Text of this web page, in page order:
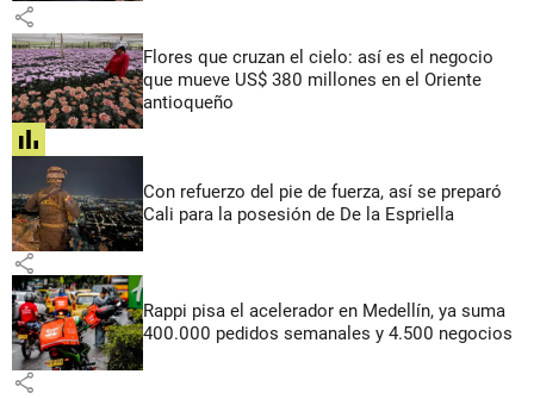
share
Flores que cruzan el cielo: así es el negocio
que mueve US$ 380 millones en el Oriente
antioqueño
share
Con refuerzo del pie de fuerza, así se preparó
Cali para la posesión de De la Espriella
share
Rappi pisa el acelerador en Medellín, ya suma
400.000 pedidos semanales y 4.500 negocios
share